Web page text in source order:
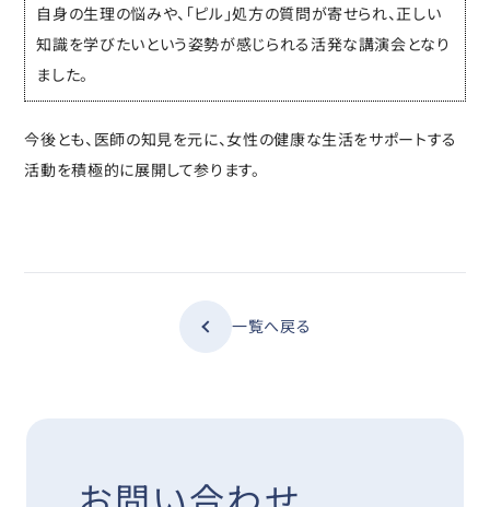
自身の生理の悩みや、「ピル」処方の質問が寄せられ、正しい
知識を学びたいという姿勢が感じられる活発な講演会となり
ました。
今後とも、医師の知見を元に、女性の健康な生活をサポートする
活動を積極的に展開して参ります。
一覧へ戻る